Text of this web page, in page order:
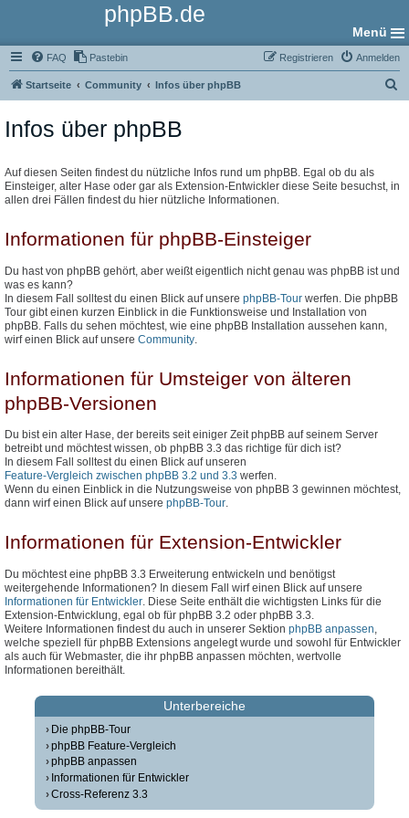
phpBB.de
Menü
FAQ Pastebin Anmelden
Registrieren
Startseite Community Infos über phpBB
Infos über phpBB
Auf diesen Seiten findest du nützliche Infos rund um phpBB. Egal ob du als
Einsteiger, alter Hase oder gar als Extension-Entwickler diese Seite besuchst, in
allen drei Fällen findest du hier nützliche Informationen.
Informationen für phpBB-Einsteiger
Du hast von phpBB gehört, aber weißt eigentlich nicht genau was phpBB ist und
was es kann?
In diesem Fall solltest du einen Blick auf unsere phpBB-Tour werfen. Die phpBB
Tour gibt einen kurzen Einblick in die Funktionsweise und Installation von
phpBB. Falls du sehen möchtest, wie eine phpBB Installation aussehen kann,
wirf einen Blick auf unsere Community
Informationen für Umsteiger von älteren
phpBB-Versionen
Du bist ein alter Hase, der bereits seit einiger Zeit phpBB auf seinem Server
betreibt und möchtest wissen, ob phpBB 3.3 das richtige für dich ist?
In diesem Fall solltest du einen Blick auf unseren
Feature-Vergleich zwischen phpBB 3.2 und 3.3 werfen.
Wenn du einen Einblick in die Nutzungsweise von phpBB 3 gewinnen möchtest,
dann wirf einen Blick auf unsere phpBB-Tour.
Informationen für Extension-Entwickler
Du möchtest eine phpBB 3.3 Erweiterung entwickeln und benötigst
weitergehende Informationen? In diesem Fall wirf einen Blick auf unsere
Informationen für Entwickler . Diese Seite enthält die wichtigsten Links für die
Extension-Entwicklung, egal ob für phpBB 3.2 oder phpBB 3.3.
Weitere Informationen findest du auch in unserer Sektion phpBB anpassen
welche speziell für phpBB Extensions angelegt wurde und sowohl für Entwickler
als auch für Webmaster, die ihr phpBB anpassen möchten, wertvolle
Informationen bereithält.
Unterbereiche
Die phpBB-Tour
phpBB Feature-Vergleich
phpBB anpassen
Informationen für Entwickler
Cross-Referenz 3.3